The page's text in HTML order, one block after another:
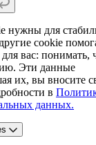
нужны для
cookie
вас: понимать,
Эти данные
их, вы вносите
в
данных.